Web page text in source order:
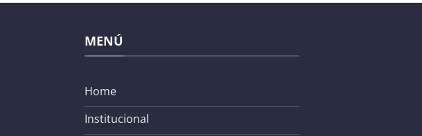
MENÚ
Home
Institucional